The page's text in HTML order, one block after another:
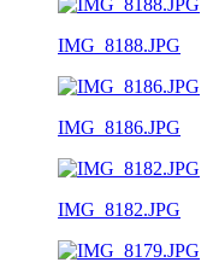
IMG_8188.JPG
IMG_8186.JPG
IMG_8182.JPG